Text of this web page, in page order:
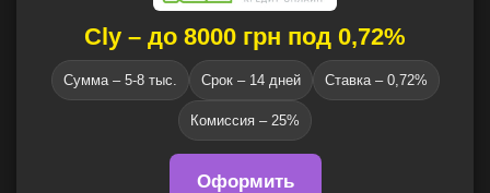
Cly – до 8000 грн под 0,72%
Сумма – 5-8 тыс. Срок – 14 дней Ставка – 0,72%
Комиссия – 25%
Оформить